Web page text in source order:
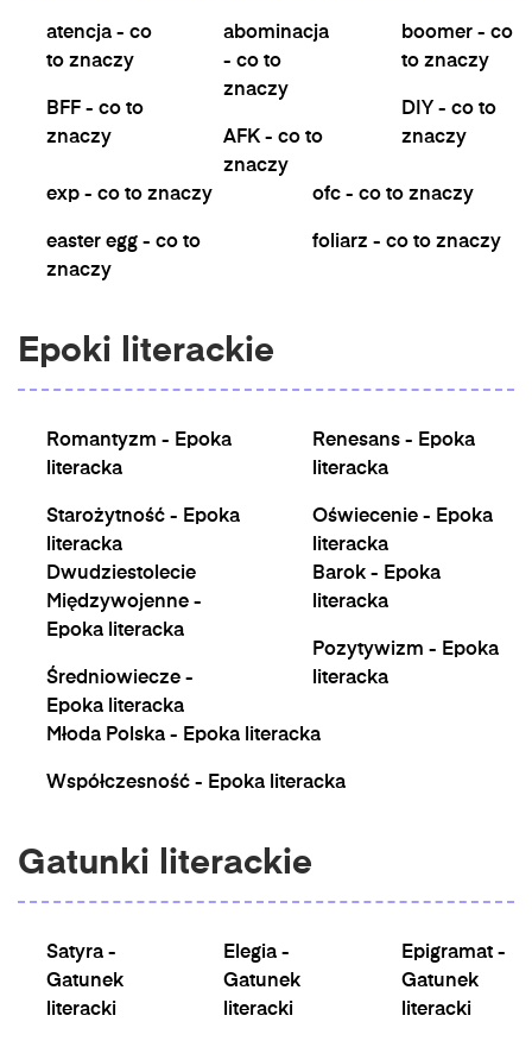
atencja - co
to znaczy
BFF - co to
znaczy
abominacja
- co to
znaczy
AFK - co to
znaczy
boomer - co
to znaczy
DIY - co to
znaczy
exp - co to znaczy
easter egg - co to
znaczy
ofc - co to znaczy
foliarz - co to znaczy
Epoki literackie
Romantyzm - Epoka
literacka
Starożytność - Epoka
literacka
Renesans - Epoka
literacka
Oświecenie - Epoka
literacka
Dwudziestolecie
Międzywojenne -
Epoka literacka
Średniowiecze -
Epoka literacka
Barok - Epoka
literacka
Pozytywizm - Epoka
literacka
Młoda Polska - Epoka literacka
Współczesność - Epoka literacka
Gatunki literackie
Satyra -
Gatunek
literacki
Elegia -
Gatunek
literacki
Epigramat -
Gatunek
literacki